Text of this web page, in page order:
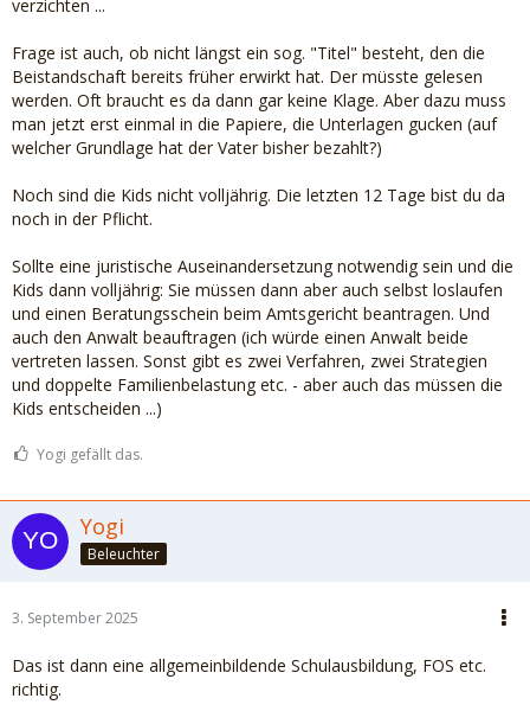
verzichten ...
Frage ist auch, ob nicht längst ein sog. "Titel" besteht, den die
Beistandschaft bereits früher erwirkt hat. Der müsste gelesen
werden. Oft braucht es da dann gar keine Klage. Aber dazu muss
man jetzt erst einmal in die Papiere, die Unterlagen gucken (auf
welcher Grundlage hat der Vater bisher bezahlt?)
Noch sind die Kids nicht volljährig. Die letzten 12 Tage bist du da
noch in der Pflicht.
Sollte eine juristische Auseinandersetzung notwendig sein und die
Kids dann volljährig: Sie müssen dann aber auch selbst loslaufen
und einen Beratungsschein beim Amtsgericht beantragen. Und
auch den Anwalt beauftragen (ich würde einen Anwalt beide
vertreten lassen. Sonst gibt es zwei Verfahren, zwei Strategien
und doppelte Familienbelastung etc. - aber auch das müssen die
Kids entscheiden ...)
Yogi gefällt das.
Yogi
Beleuchter
3. September 2025
Das ist dann eine allgemeinbildende Schulausbildung, FOS etc.
richtig.